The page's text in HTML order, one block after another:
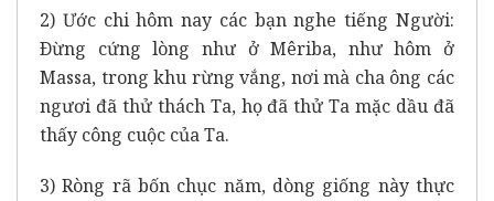
2) Ước chi hôm nay các bạn nghe tiếng Người:
Ðừng cứng lòng như ở Mêriba, như hôm ở
Massa, trong khu rừng vắng, nơi mà cha ông các
ngươi đã thử thách Ta, họ đã thử Ta mặc dầu đã
thấy công cuộc của Ta.
3) Ròng rã bốn chục năm, dòng giống này thực